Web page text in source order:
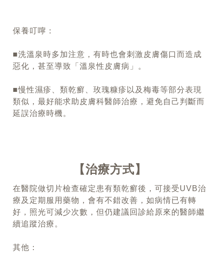
保養叮嚀：
■洗溫泉時多加注意，有時也會刺激皮膚傷口而造成
惡化，甚至導致「溫泉性皮膚病」。
■慢性濕疹、類乾癬、玫瑰糠疹以及梅毒等部分表現
類似，最好能求助皮膚科醫師治療，避免自己判斷而
延誤治療時機。
治療方式
在醫院做切片檢查確定患有類乾癬後，可接受UVB治
療及定期服用藥物，會有不錯改善，如病情已有轉
好，照光可減少次數，但仍建議回診給原來的醫師繼
續追蹤治療。
其他：